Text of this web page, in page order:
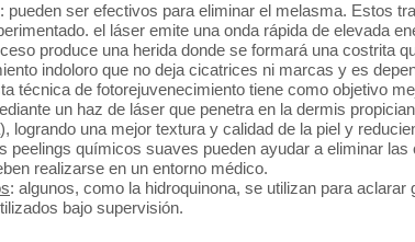
: pueden ser efectivos para eliminar el melasma. Estos
el láser emite una onda rápida de elevada
produce una herida donde se formará una costrita
indoloro que no deja cicatrices ni marcas y es
técnica de fotorejuvenecimiento tiene como objetivo
un haz de láser que penetra en la dermis
logrando una mejor textura y calidad de la piel y
peelings químicos suaves pueden ayudar a eliminar
realizarse en un entorno médico.
: algunos, como la hidroquinona, se utilizan para
bajo supervisión.